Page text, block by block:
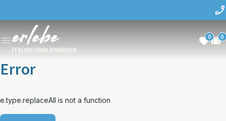
ITALIEN FAMILIENREISEN
0 0
Error
e.type.replaceAll is not a function